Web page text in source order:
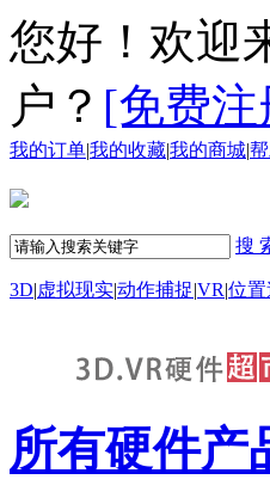
您好！欢迎
户？ [免费注
我的订单|我的收藏|我的商城|
搜
3D|虚拟现实|动作捕捉|VR|位
所有硬件产